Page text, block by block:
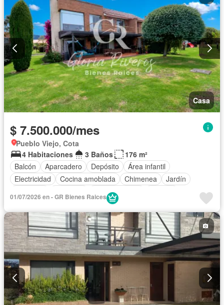
Casa
$ 7.500.000/mes
Pueblo Viejo, Cota
4 Habitaciones
3 Baños
176 m²
Balcón
Aparcadero Depósito
Área infantil
Electricidad
Cocina amoblada Chimenea
Jardín
Cocina integral
Seguridad privada
Cuarto de servicio
Piscina
Cancha de tenis Patio
01/07/2026 en - GR Bienes Raices